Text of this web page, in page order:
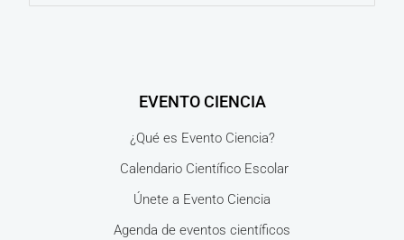
EVENTO CIENCIA
¿Qué es Evento Ciencia?
Calendario Científico Escolar
Únete a Evento Ciencia
Agenda de eventos científicos